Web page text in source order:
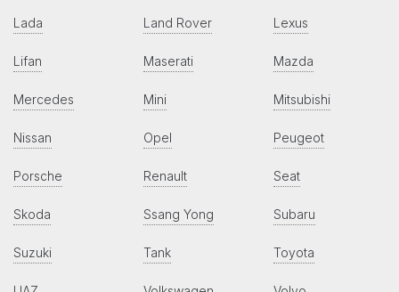
Lada Land Rover Lexus
Lifan Maserati Mazda
Mercedes Mini Mitsubishi
Nissan Opel Peugeot
Porsche Renault Seat
Skoda Ssang Yong Subaru
Suzuki Tank Toyota